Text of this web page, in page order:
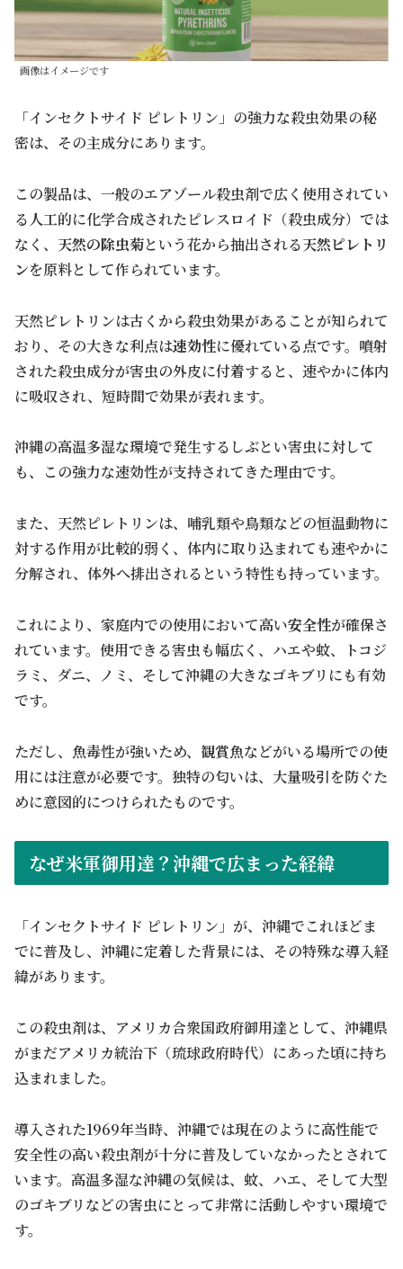
画像はイメージです
「インセクトサイド ピレトリン」の強力な殺虫効果の秘
密は、その主成分にあります。
この製品は、一般のエアゾール殺虫剤で広く使用されてい
る人工的に化学合成されたピレスロイド（殺虫成分）では
なく、 天然の除虫菊という花から抽出される天然ピレトリ
ンを原料として作られています。
天然ピレトリンは古くから殺虫効果があることが知られて
おり、その大きな利点は速効性に優れている点です。噴射
された殺虫成分が害虫の外皮に付着すると、速やかに体内
に吸収され、短時間で効果が表れます。
沖縄の高温多湿な環境で発生するしぶとい害虫に対して
も、この強力な速効性が支持されてきた理由です。
また、天然ピレトリンは、哺乳類や鳥類などの恒温動物に
対する作用が比較的弱く、体内に取り込まれても速やかに
分解され、体外へ排出されるという特性も持っています。
これにより、家庭内での使用において高い安全性が確保さ
れています。使用できる害虫も幅広く、ハエや蚊、トコジ
ラミ、ダニ、ノミ、そして沖縄の大きなゴキブリにも有効
です。
ただし、魚毒性が強いため、観賞魚などがいる場所での使
用には注意が必要です。独特の匂いは、大量吸引を防ぐた
めに意図的につけられたものです。
なぜ米軍御用達？沖縄で広まった経緯
「インセクトサイド ピレトリン」が、沖縄でこれほどま
でに普及し、沖縄に定着した背景には、その特殊な導入経
緯があります。
この殺虫剤は、アメリカ合衆国政府御用達として、沖縄県
がまだアメリカ統治下（琉球政府時代）にあった頃に持ち
込まれました。
導入された1969年当時、沖縄では現在のように高性能で
安全性の高い殺虫剤が十分に普及していなかったとされて
います。高温多湿な沖縄の気候は、蚊、ハエ、そして大型
のゴキブリなどの害虫にとって非常に活動しやすい環境で
す。